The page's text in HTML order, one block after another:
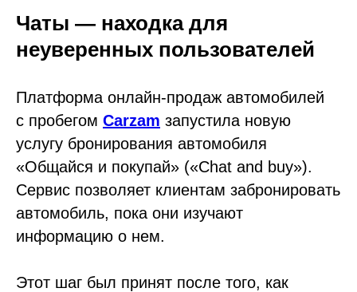
Чаты — находка для
неуверенных пользователей
Платформа онлайн-продаж автомобилей
с пробегом Carzam запустила новую
услугу бронирования автомобиля
«Общайся и покупай» («Chat and buy»).
Сервис позволяет клиентам забронировать
автомобиль, пока они изучают
информацию о нем.
Этот шаг был принят после того, как